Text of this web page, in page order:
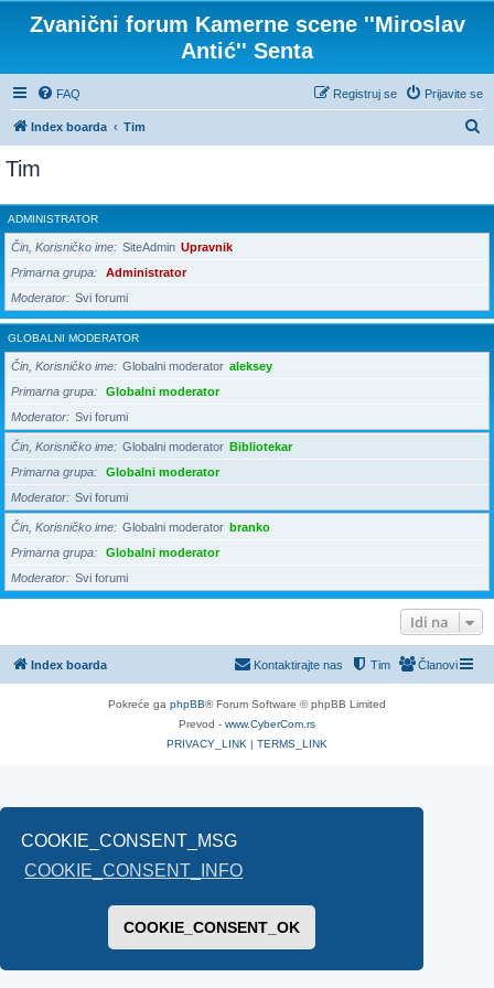
COOKIE_CONSENT_MSG
COOKIE_CONSENT_INFO
COOKIE_CONSENT_OK
Zvanični forum Kamerne scene ''Miroslav
Antić'' Senta
FAQ Prijavite se
Registruj se
Index boarda Tim
t
r
a
Tim
ADMINISTRATOR
Čin, Korisničko ime SiteAdmin Upravnik
Primarna grupa
Administrator
Moderator
Svi forumi
GLOBALNI MODERATOR
Čin, Korisničko ime Globalni moderator aleksey
Primarna grupa
Globalni moderator
Moderator
Svi forumi
Čin, Korisničko ime Globalni moderator Bibliotekar
Primarna grupa
Globalni moderator
Moderator
Svi forumi
Čin, Korisničko ime Globalni moderator branko
Primarna grupa
Globalni moderator
Moderator
Svi forumi
Idi na
Index boarda Članovi
Tim
Kontaktirajte nas
Pokreće ga phpBB® Forum Software © phpBB Limited
Prevod - www.CyberCom.rs
PRIVACY_LINK | TERMS_LINK